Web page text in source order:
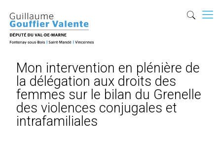
Mon intervention en plénière de
la délégation aux droits des
femmes sur le bilan du Grenelle
des violences conjugales et
intrafamiliales